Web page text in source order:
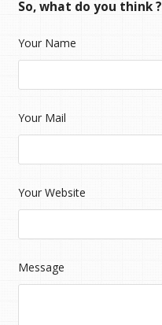
So, what do you think ?
Your Name
Your Mail
Your Website
Message